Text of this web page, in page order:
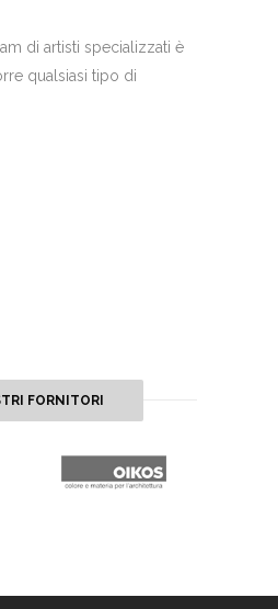
di artisti specializzati è
qualsiasi tipo di
FORNITORI